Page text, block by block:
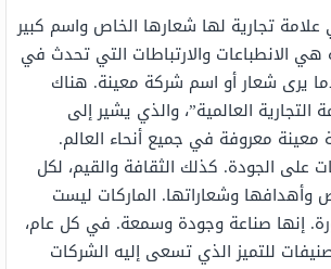
علامة تجارية لها شعارها الخاص واسم كبير
الانطباعات والارتباطات التي تحدث في
يرى شعار أو اسم شركة معينة. هناك
التجارية العالمية”، والذي يشير إلى
معينة معروفة في جميع أنحاء العالم.
على الجودة. كذلك الثقافة والقيم، لكل
وأهدافها وشعاراتها. الماركات ليست
إنها صناعة وجودة وسمعة. في كل عام،
للتميز الذي تسعى إليه الشركات